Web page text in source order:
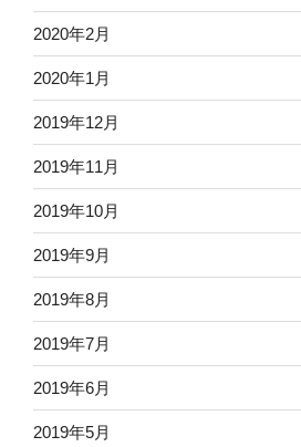
2020年2月
2020年1月
2019年12月
2019年11月
2019年10月
2019年9月
2019年8月
2019年7月
2019年6月
2019年5月